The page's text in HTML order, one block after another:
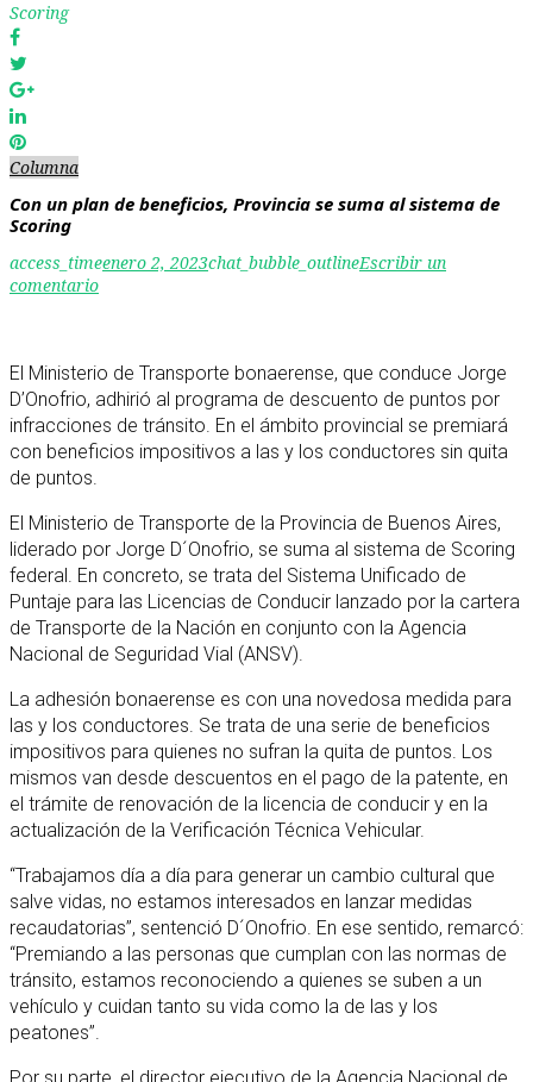
Scoring
Facebook
Google+
LinkedIn
Pinterest
Columna
Con un plan de beneficios, Provincia se suma al sistema de
Scoring
access_timeenero 2, 2023chat_bubble_outlineEscribir un
comentario
El Ministerio de Transporte bonaerense, que conduce Jorge
D’Onofrio, adhirió al programa de descuento de puntos por
infracciones de tránsito. En el ámbito provincial se premiará
con beneficios impositivos a las y los conductores sin quita
de puntos.
El Ministerio de Transporte de la Provincia de Buenos Aires,
liderado por Jorge D´Onofrio, se suma al sistema de Scoring
federal. En concreto, se trata del Sistema Unificado de
Puntaje para las Licencias de Conducir lanzado por la cartera
de Transporte de la Nación en conjunto con la Agencia
Nacional de Seguridad Vial (ANSV).
La adhesión bonaerense es con una novedosa medida para
las y los conductores. Se trata de una serie de beneficios
impositivos para quienes no sufran la quita de puntos. Los
mismos van desde descuentos en el pago de la patente, en
el trámite de renovación de la licencia de conducir y en la
actualización de la Verificación Técnica Vehicular.
“Trabajamos día a día para generar un cambio cultural que
salve vidas, no estamos interesados en lanzar medidas
recaudatorias”, sentenció D´Onofrio. En ese sentido, remarcó:
“Premiando a las personas que cumplan con las normas de
tránsito, estamos reconociendo a quienes se suben a un
vehículo y cuidan tanto su vida como la de las y los
peatones”.